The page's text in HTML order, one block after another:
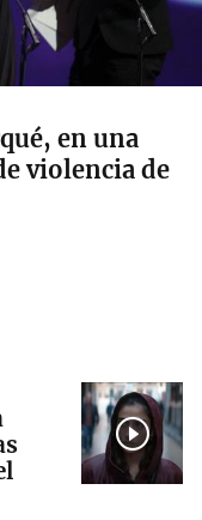
en una
violencia de